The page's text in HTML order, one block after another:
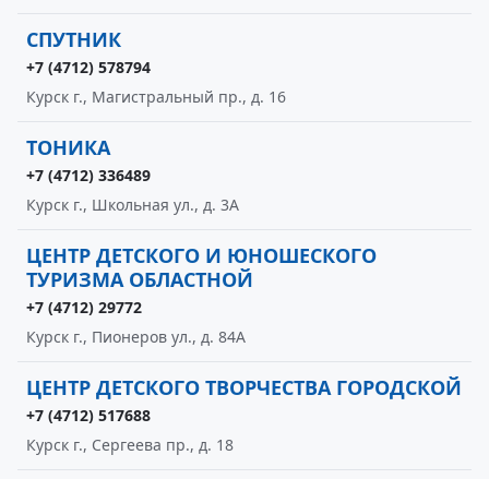
СПУТНИК
+7 (4712) 578794
Курск г., Магистральный пр., д. 16
ТОНИКА
+7 (4712) 336489
Курск г., Школьная ул., д. 3А
ЦЕНТР ДЕТСКОГО И ЮНОШЕСКОГО
ТУРИЗМА ОБЛАСТНОЙ
+7 (4712) 29772
Курск г., Пионеров ул., д. 84А
ЦЕНТР ДЕТСКОГО ТВОРЧЕСТВА ГОРОДСКОЙ
+7 (4712) 517688
Курск г., Сергеева пр., д. 18